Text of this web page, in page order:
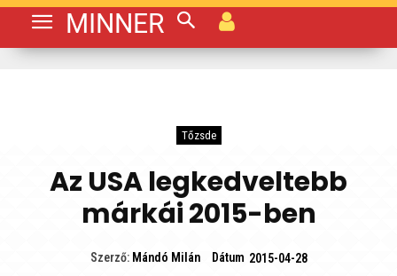
MINNER
Tőzsde
Az USA legkedveltebb
márkái 2015-ben
Szerző: Mándó Milán Dátum 2015-04-28